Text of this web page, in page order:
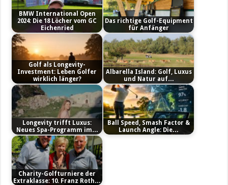
BMW International Open
2024: Die 18 Löcher vom GC
Eichenried
Das richtige Golf-Equipment
für Anfänger
Golf als Longevity-
Investment: Leben Golfer
wirklich länger?
Albarella Island: Golf, Luxus
und Natur auf…
Longevity trifft Luxus:
Neues Spa-Programm im…
Ball Speed, Smash Factor &
Launch Angle: Die…
Charity-Golfturniere der
Extraklasse: 10. Franz Roth…